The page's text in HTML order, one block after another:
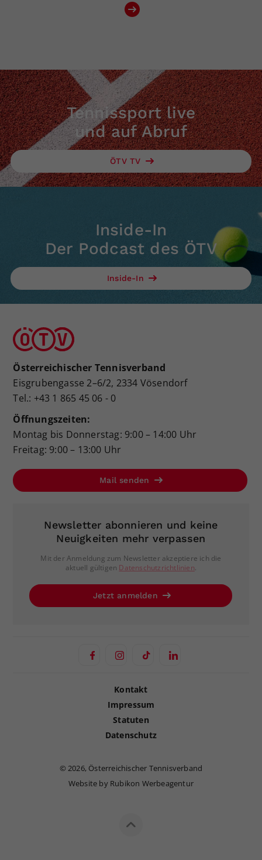
Tennissport live
und auf Abruf
ÖTV TV
Inside-In
Der Podcast des ÖTV
Inside-In
Österreichischer Tennisverband
Eisgrubengasse 2–6/2, 2334 Vösendorf
Tel.: +43 1 865 45 06 - 0
Öffnungszeiten:
Montag bis Donnerstag: 9:00 – 14:00 Uhr
Freitag: 9:00 – 13:00 Uhr
Mail senden
Newsletter abonnieren und keine
Neuigkeiten mehr verpassen
Mit der Anmeldung zum Newsletter akzeptiere ich die
aktuell gültigen Datenschutzrichtlinien.
Jetzt anmelden
Kontakt
Impressum
Statuten
Datenschutz
©2026, Österreichischer Tennisverband
Website by Rubikon Werbeagentur